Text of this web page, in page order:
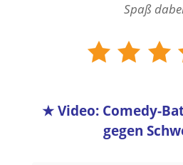
Spaß
★ Video: Comedy-
gegen